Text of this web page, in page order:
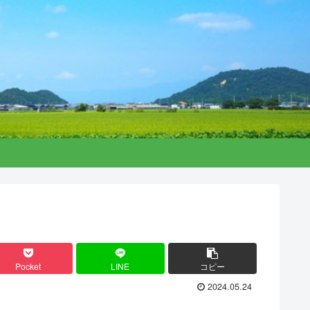
Pocket LINE コピー
2024.05.24